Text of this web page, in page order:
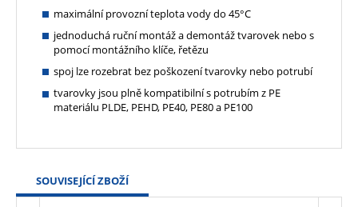
maximální provozní teplota vody do 45°C
jednoduchá ruční montáž a demontáž tvarovek nebo s
pomocí montážního klíče, řetězu
spoj lze rozebrat bez poškození tvarovky nebo potrubí
tvarovky jsou plně kompatibilní s potrubím z PE
materiálu PLDE, PEHD, PE40, PE80 a PE100
SOUVISEJÍCÍ ZBOŽÍ